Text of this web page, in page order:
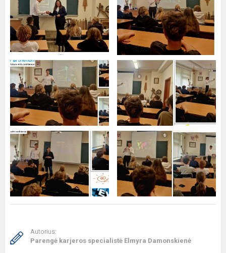
Autorius:
Parengė karjeros specialistė Elmyra Damonskienė